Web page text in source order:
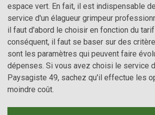
espace vert. En fait, il est indispensable
service d'un élagueur grimpeur
il faut d'abord le choisir en fonction du
conséquent, il faut se baser sur des
sont les paramètres qui peuvent faire
dépenses. Si vous avez choisi le service
Paysagiste 49, sachez qu'il effectue les
moindre coût.